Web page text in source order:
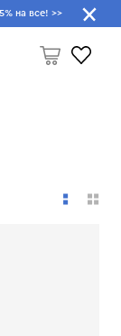
на все! >>